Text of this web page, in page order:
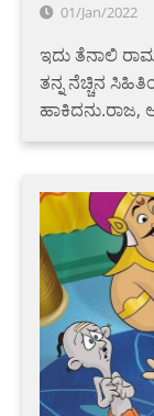
01/Jan/2022
ಇದು ತೆನಾಲಿ
ತನ್ನ ನೆಚ್ಚಿನ
ಹಾಕಿದನು.ರಾಜ,